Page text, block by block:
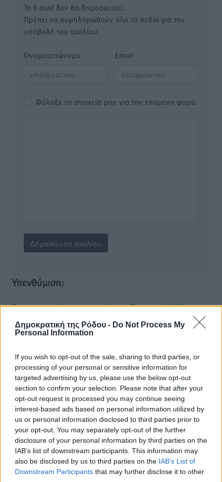
Δημοκρατική της Ρόδου - Do Not Process My
Personal Information
If you wish to opt-out of the sale, sharing to third parties, or
processing of your personal or sensitive information for
targeted advertising by us, please use the below opt-out
section to confirm your selection. Please note that after your
opt-out request is processed you may continue seeing
interest-based ads based on personal information utilized by
us or personal information disclosed to third parties prior to
your opt-out. You may separately opt-out of the further
disclosure of your personal information by third parties on the
IAB’s list of downstream participants. This information may
also be disclosed by us to third parties on the IAB’s List of
Downstream Participants that may further disclose it to other
Το E-mail δεν θα δημοσιευτεί.
Πρέπει να συμπληρωθούν όλα τα πεδία για την
υποβολή του σχολίου.
Όνοματεπώνυμο Email
Φύλαξε τα στοιχεία μου για την επόμενη φορά.
Υπενθύμιση:
Για την μερική αναπαραγωγή της είδησης από άλλες
παρεχόμενου συνδέσμου παραπομπής προς το άρθρο
o καιρός τώρα:
26°
αίθριος καιρός
68%
16km/h
Δ-ΒΔ